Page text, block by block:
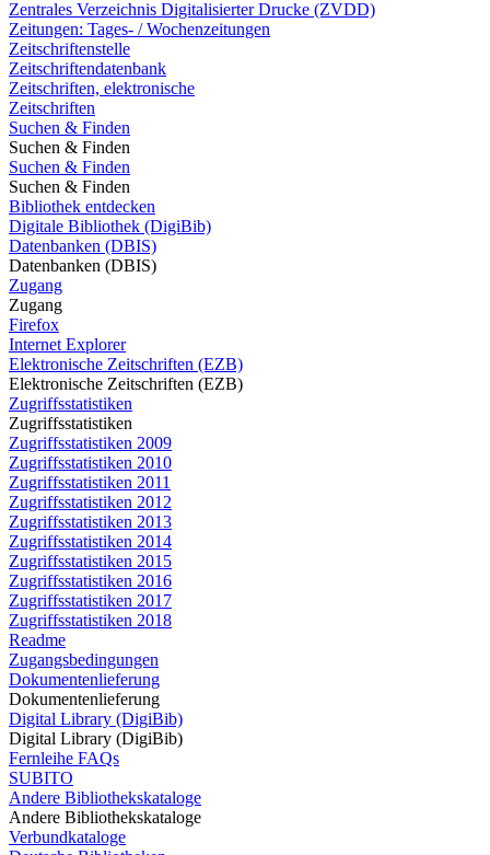
Zentrales Verzeichnis Digitalisierter Drucke (ZVDD)
Zeitungen: Tages- / Wochenzeitungen
Zeitschriftenstelle
Zeitschriftendatenbank
Zeitschriften, elektronische
Zeitschriften
Suchen & Finden
Suchen & Finden
Suchen & Finden
Suchen & Finden
Bibliothek entdecken
Digitale Bibliothek (DigiBib)
Datenbanken (DBIS)
Datenbanken (DBIS)
Zugang
Zugang
Firefox
Internet Explorer
Elektronische Zeitschriften (EZB)
Elektronische Zeitschriften (EZB)
Zugriffsstatistiken
Zugriffsstatistiken
Zugriffsstatistiken 2009
Zugriffsstatistiken 2010
Zugriffsstatistiken 2011
Zugriffsstatistiken 2012
Zugriffsstatistiken 2013
Zugriffsstatistiken 2014
Zugriffsstatistiken 2015
Zugriffsstatistiken 2016
Zugriffsstatistiken 2017
Zugriffsstatistiken 2018
Readme
Zugangsbedingungen
Dokumentenlieferung
Dokumentenlieferung
Digital Library (DigiBib)
Digital Library (DigiBib)
Fernleihe FAQs
SUBITO
Andere Bibliothekskataloge
Andere Bibliothekskataloge
Verbundkataloge